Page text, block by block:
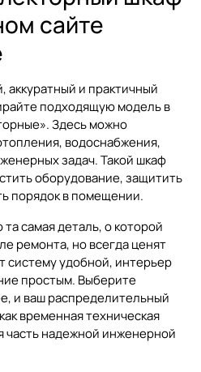
сайте
и практичный
подходящую модель в
. Здесь можно
водоснабжения,
задач. Такой шкаф
оборудование, защитить
порядок в помещении.
самая деталь, о которой
ремонта, но всегда ценят
систему удобной, интерьер
простым. Выберите
и ваш распределительный
временная техническая
часть надежной инженерной